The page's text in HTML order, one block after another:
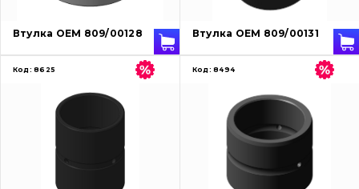
Фільтри та мастильні матеріали
Болти, гайки і елементи кріплення
Коронки, зуби, адаптери, пальці, фіксатори
Втулка OEM 809/00128 Втулка OEM 809/00131
Код: 8625 Код: 8494